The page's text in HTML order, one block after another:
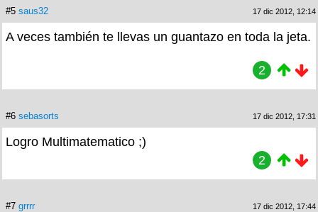
#5 saus32 17 dic 2012, 12:14
A veces también te llevas un guantazo en toda la jeta.
2
#6 sebasorts 17 dic 2012, 17:31
Logro Multimatematico ;)
2
#7 grrrr 17 dic 2012, 17:44